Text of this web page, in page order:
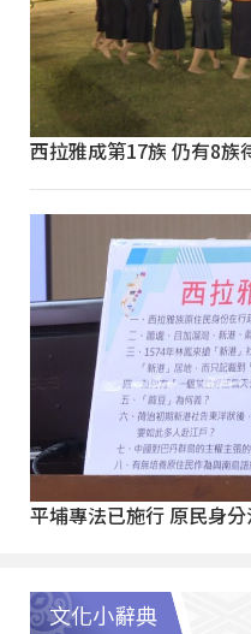
西拉雅成第17族 仍有8族
平埔專法已施行 原民身
文化小辭典